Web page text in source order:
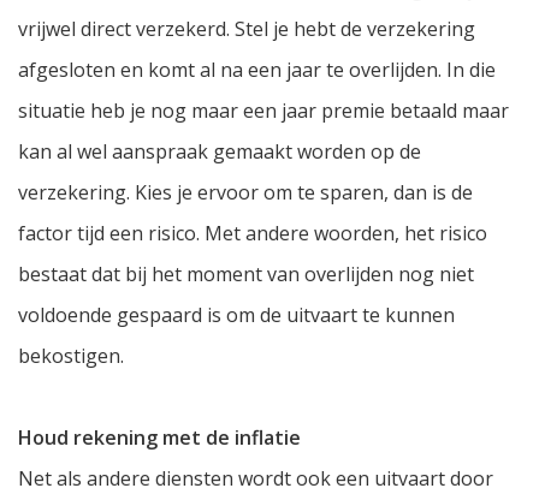
vrijwel direct verzekerd. Stel je hebt de verzekering
afgesloten en komt al na een jaar te overlijden. In die
situatie heb je nog maar een jaar premie betaald maar
kan al wel aanspraak gemaakt worden op de
verzekering. Kies je ervoor om te sparen, dan is de
factor tijd een risico. Met andere woorden, het risico
bestaat dat bij het moment van overlijden nog niet
voldoende gespaard is om de uitvaart te kunnen
bekostigen.
Houd rekening met de inflatie
Net als andere diensten wordt ook een uitvaart door